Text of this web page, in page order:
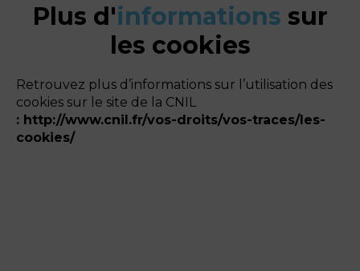
Plus d'informations sur
les cookies
Retrouvez plus d’informations sur l’utilisation des
cookies sur le site de la CNIL
: http://www.cnil.fr/vos-droits/vos-traces/les-
cookies/